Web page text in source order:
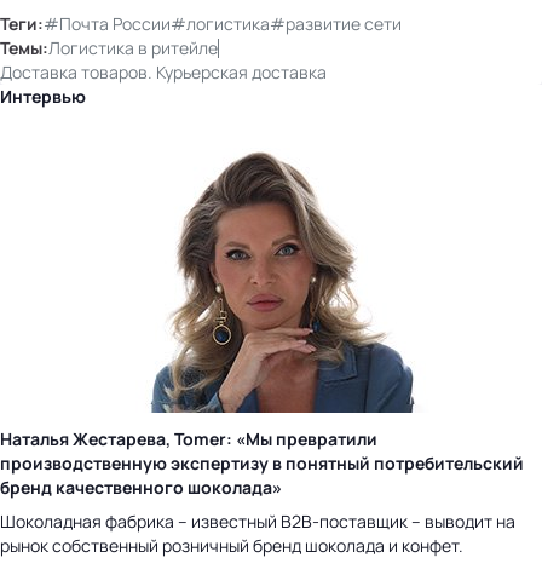
Теги:#Почта России#логистика#развитие сети
Темы:Логистика в ритейле
Доставка товаров. Курьерская доставка
Интервью
Наталья Жестарева, Tomer: «Мы превратили
производственную экспертизу в понятный потребительский
бренд качественного шоколада»
Шоколадная фабрика – известный B2B-поставщик – выводит на
рынок собственный розничный бренд шоколада и конфет.